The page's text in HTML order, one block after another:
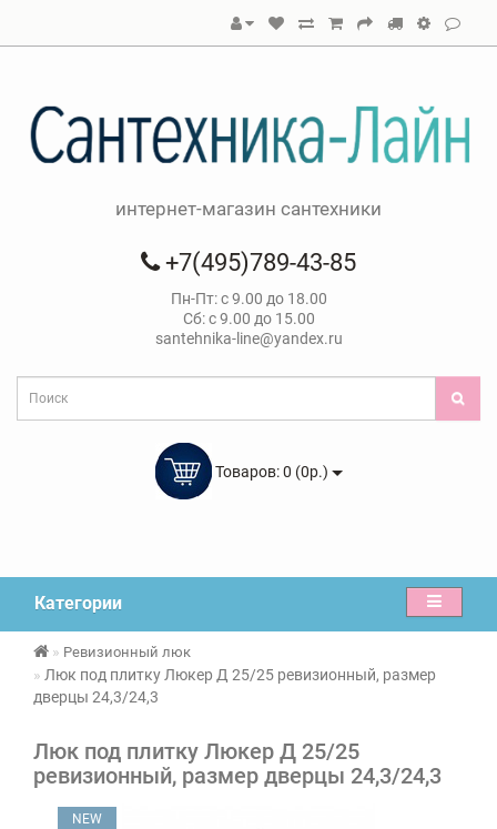
интернет-магазин сантехники
+7(495)789-43-85
Пн-Пт: с 9.00 до 18.00
Сб: с 9.00 до 15.00
santehnika-line@yandex.ru
Товаров: 0 (0р.)
Категории
Ревизионный люк
Люк под плитку Люкер Д 25/25 ревизионный, размер
дверцы 24,3/24,3
Люк под плитку Люкер Д 25/25
ревизионный, размер дверцы 24,3/24,3
NEW